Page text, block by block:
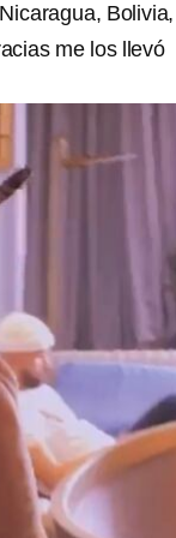
Bolivia,
me los llevó